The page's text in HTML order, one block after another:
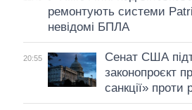
ремонтують системи
невідомі БПЛА
20:55
Сенат США
законопроєкт
санкції» проти